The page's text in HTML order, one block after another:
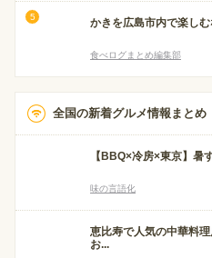
かきを広島市内で楽し
食べログまとめ編集部
全国の新着グルメ情報まとめ
【BBQ×冷房×東京】暑
味の言語化
恵比寿で人気の中華料
お...